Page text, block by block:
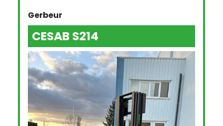
Gerbeur
CESAB S214